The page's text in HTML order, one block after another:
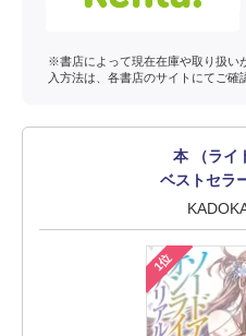
※書店によって現在在庫や取り扱い
入方法は、各書店のサイトにてご確
本 （ライ
ベストセラ
1位